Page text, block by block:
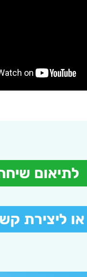
לתיאום שיחה
או ליצירת קשר